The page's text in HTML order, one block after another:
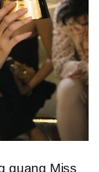
quang Miss